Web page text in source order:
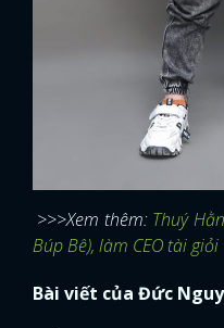
>>>Xem thêm: Thuý
Búp Bê), làm CEO tài giỏi
Bài viết của Đức